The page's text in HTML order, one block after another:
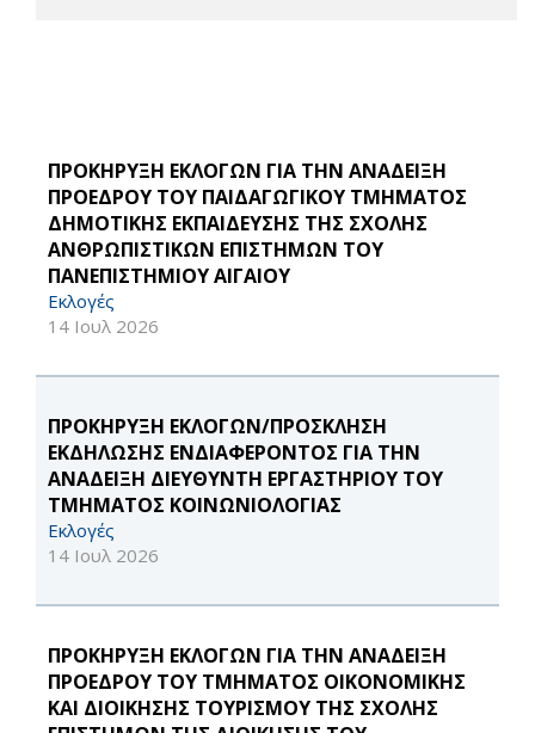
ΠΡΟΚΗΡΥΞΗ ΕΚΛΟΓΩΝ ΓΙΑ ΤΗΝ ΑΝΑΔΕΙΞΗ
ΠΡΟΕΔΡΟΥ ΤΟΥ ΠΑΙΔΑΓΩΓΙΚΟΥ ΤΜΗΜΑΤΟΣ
ΔΗΜΟΤΙΚΗΣ ΕΚΠΑΙΔΕΥΣΗΣ ΤΗΣ ΣΧΟΛΗΣ
ΑΝΘΡΩΠΙΣΤΙΚΩΝ ΕΠΙΣΤΗΜΩΝ ΤΟΥ
ΠΑΝΕΠΙΣΤΗΜΙΟΥ ΑΙΓΑΙΟΥ
Εκλογές
14 Ιουλ 2026
ΠΡΟΚΗΡΥΞΗ ΕΚΛΟΓΩΝ/ΠΡΟΣΚΛΗΣΗ
ΕΚΔΗΛΩΣΗΣ ΕΝΔΙΑΦΕΡΟΝΤΟΣ ΓΙΑ ΤΗΝ
ΑΝΑΔΕΙΞΗ ΔΙΕΥΘΥΝΤΗ ΕΡΓΑΣΤΗΡΙΟΥ ΤΟΥ
ΤΜΗΜΑΤΟΣ ΚΟΙΝΩΝΙΟΛΟΓΙΑΣ
Εκλογές
14 Ιουλ 2026
ΠΡΟΚΗΡΥΞΗ ΕΚΛΟΓΩΝ ΓΙΑ ΤΗΝ ΑΝΑΔΕΙΞΗ
ΠΡΟΕΔΡΟΥ ΤΟΥ ΤΜΗΜΑΤΟΣ ΟΙΚΟΝΟΜΙΚΗΣ
ΚΑΙ ΔΙΟΙΚΗΣΗΣ ΤΟΥΡΙΣΜΟΥ ΤΗΣ ΣΧΟΛΗΣ